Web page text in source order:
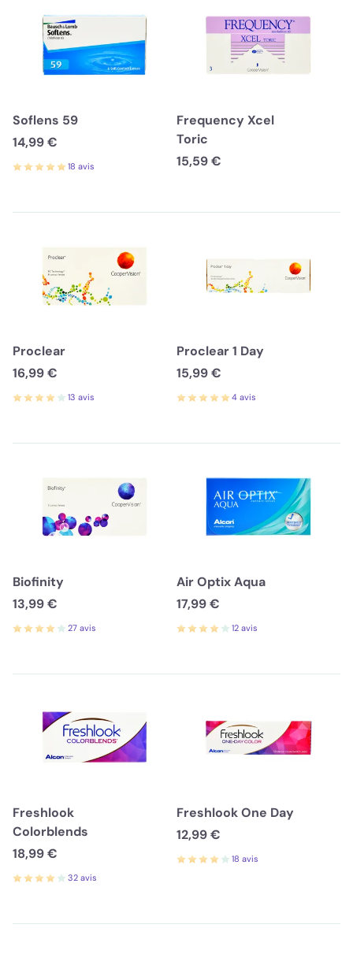
Soflens 59
14,99 €
18 avis
Frequency Xcel
Toric
15,59 €
Proclear
16,99 €
13 avis
Proclear 1 Day
15,99 €
4 avis
Biofinity
13,99 €
27 avis
Air Optix Aqua
17,99 €
12 avis
Freshlook
Colorblends
18,99 €
32 avis
Freshlook One Day
12,99 €
18 avis